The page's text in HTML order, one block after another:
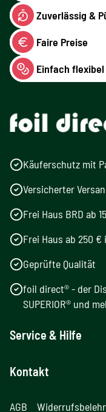
Zuverlässig &
Faire Preise
Einfach flexibel
Käuferschutz mit
Versicherter
Frei Haus BRD ab
Frei Haus ab 250
Geprüfte Qualität
foil direct® - der
SUPERIOR® und
Service & Hilfe
Kontakt
AGB